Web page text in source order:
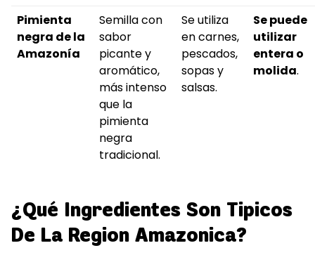
Pimienta
negra de la
Amazonía
Semilla con
sabor
picante y
aromático,
más intenso
que la
pimienta
negra
tradicional.
Se utiliza
en carnes,
pescados,
sopas y
salsas.
Se puede
utilizar
entera o
molida.
¿Qué Ingredientes Son Tipicos
De La Region Amazonica?